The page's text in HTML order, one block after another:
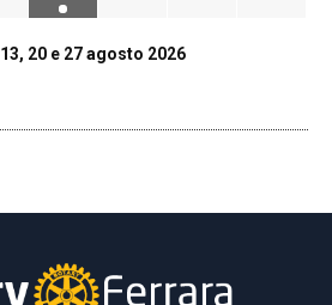
20 e 27 agosto 2026